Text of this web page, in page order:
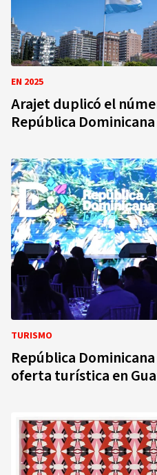
EN 2025
Arajet duplicó el
República
TURISMO
República
oferta turística en